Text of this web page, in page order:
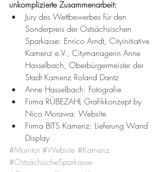
unkomplizierte Zusammenarbeit:
Jury des Wettbewerbes für den
Sonderpreis der Ostsächsischen
Sparkasse: Enrico Arndt, Cityinitiative
Kamenz e.V., Citymanagerin Anne
Hasselbach, Oberbürgermeister der
Stadt Kamenz Roland Dantz
Anne Hasselbach: Fotografie
Firma RÜBEZAHL Grafikkonzept by
Nico Morawa: Website
Firma BITS Kamenz: Lieferung Wand
Display
#Monitor #Website #Kamenz
#OstsächsicheSparkasse